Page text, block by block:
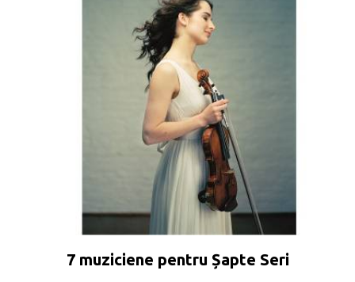
7 muziciene pentru Șapte Seri